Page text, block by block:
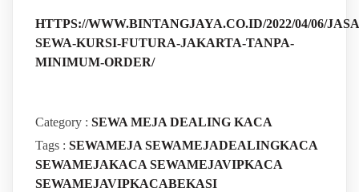
HTTPS://WWW.BINTANGJAYA.CO.ID/2022/04/06/
SEWA-KURSI-FUTURA-JAKARTA-TANPA-
MINIMUM-ORDER/
Category : SEWA MEJA DEALING KACA
Tags : SEWAMEJA SEWAMEJADEALINGKACA
SEWAMEJAKACA SEWAMEJAVIPKACA
SEWAMEJAVIPKACABEKASI